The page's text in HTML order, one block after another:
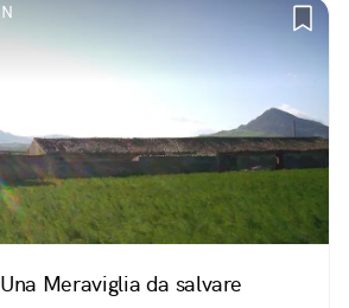
Meraviglia da salvare